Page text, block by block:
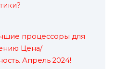
процессоры для
Цена/
Апрель 2024!